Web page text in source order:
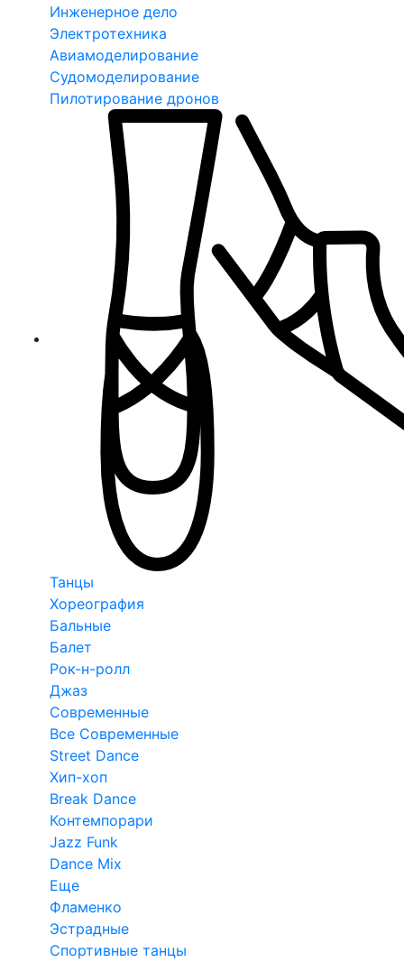
Инженерное дело
Электротехника
Авиамоделирование
Судомоделирование
Пилотирование дронов
Танцы
Хореография
Бальные
Балет
Рок-н-ролл
Джаз
Современные
Все Современные
Street Dance
Хип-хоп
Break Dance
Контемпорари
Jazz Funk
Dance Mix
Еще
Фламенко
Эстрадные
Спортивные танцы